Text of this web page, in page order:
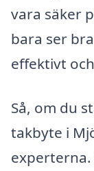
vara säker
bara ser
effektivt
Så, om du
takbyte i
experterna.